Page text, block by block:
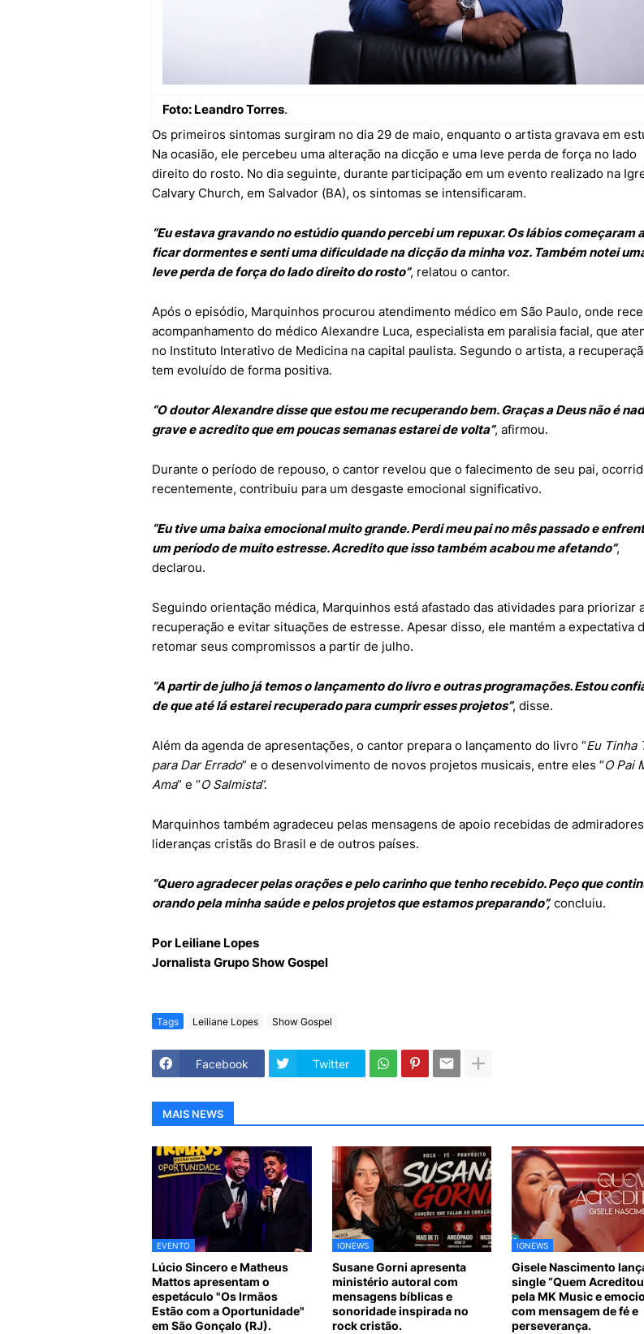
Foto: Leandro Torres.
Os primeiros sintomas surgiram no dia 29 de maio, enquanto o artista gravava em
Na ocasião, ele percebeu uma alteração na dicção e uma leve perda de força no lado
direito do rosto. No dia seguinte, durante participação em um evento realizado na
Calvary Church, em Salvador (BA), os sintomas se intensificaram.
“Eu estava gravando no estúdio quando percebi um repuxar. Os lábios começaram a
ficar dormentes e senti uma dificuldade na dicção da minha voz. Também notei
leve perda de força do lado direito do rosto”, relatou o cantor.
Após o episódio, Marquinhos procurou atendimento médico em São Paulo, onde
acompanhamento do médico Alexandre Luca, especialista em paralisia facial, que
no Instituto Interativo de Medicina na capital paulista. Segundo o artista, a
tem evoluído de forma positiva.
“O doutor Alexandre disse que estou me recuperando bem. Graças a Deus não é
grave e acredito que em poucas semanas estarei de volta”, afirmou.
Durante o período de repouso, o cantor revelou que o falecimento de seu pai,
recentemente, contribuiu para um desgaste emocional significativo.
“Eu tive uma baixa emocional muito grande. Perdi meu pai no mês passado e
um período de muito estresse. Acredito que isso também acabou me afetando”,
declarou.
Seguindo orientação médica, Marquinhos está afastado das atividades para priorizar
recuperação e evitar situações de estresse. Apesar disso, ele mantém a expectativa
retomar seus compromissos a partir de julho.
“A partir de julho já temos o lançamento do livro e outras programações. Estou
de que até lá estarei recuperado para cumprir esses projetos”, disse.
Além da agenda de apresentações, o cantor prepara o lançamento do livro “Eu Tinha
para Dar Errado” e o desenvolvimento de novos projetos musicais, entre eles “O Pai
Ama” e “O Salmista”.
Marquinhos também agradeceu pelas mensagens de apoio recebidas de
lideranças cristãs do Brasil e de outros países.
“Quero agradecer pelas orações e pelo carinho que tenho recebido. Peço que
orando pela minha saúde e pelos projetos que estamos preparando”, concluiu.
Por Leiliane Lopes
Jornalista Grupo Show Gospel
Tags Leiliane Lopes Show Gospel
Facebook Twitter
MAIS NEWS
EVENTO
Lúcio Sincero e Matheus
Mattos apresentam o
espetáculo "Os Irmãos
Estão com a Oportunidade"
em São Gonçalo (RJ).
IGNEWS
Susane Gorni apresenta
ministério autoral com
mensagens bíblicas e
sonoridade inspirada no
rock cristão.
IGNEWS
Gisele Nascimento
single “Quem
pela MK Music e
com mensagem de fé e
perseverança.